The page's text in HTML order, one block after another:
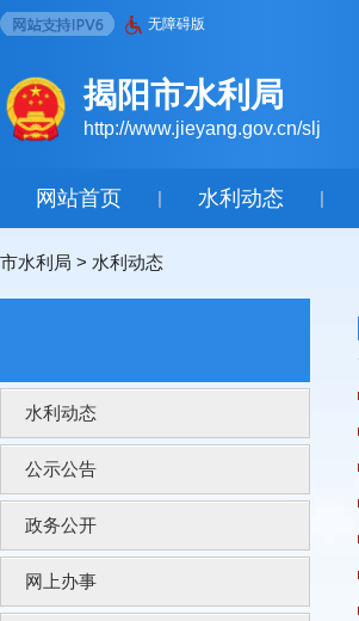
无障碍版
揭阳市水利局
http://www.jieyang.gov.cn/slj
网站首页 | 水利动态 |
市水利局 > 水利动态
水利动态
公示公告
政务公开
网上办事